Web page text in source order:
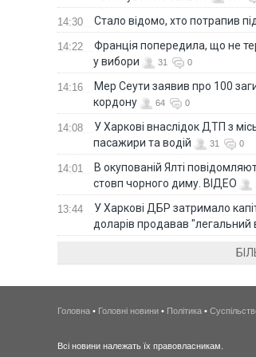
14:30 Стало відомо, хто потрапив
14:22
Франція попередила, що не
у вибори
31 0
14:16
Мер Сеути заявив про 100
кордону
64 0
14:08
У Харкові внаслідок ДТП з
пасажири та водій
31 0
14:01
В окупованій Ялті
стовп чорного диму. ВІДЕО
13:44
У Харкові ДБР затримало
доларів продавав "легальний
Головна • Головні новини • Політика •
Всі новини належать їх правовласникам.